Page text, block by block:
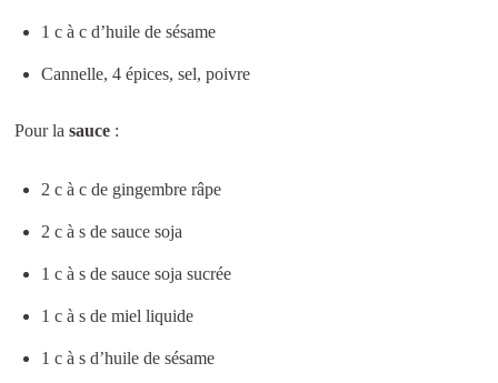
1 c à c d’huile de sésame
Cannelle, 4 épices, sel, poivre
Pour lasauce :
2 c à c de gingembre râpe
2 c à s de sauce soja
1 c à s de sauce soja sucrée
1 c à s de miel liquide
1 c à s d’huile de sésame